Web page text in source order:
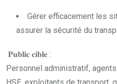
Gérer efficacement les
assurer la sécurité du
𝐏𝐮𝐛𝐥𝐢𝐜 𝐜𝐢𝐛𝐥𝐞 :
Personnel administratif,